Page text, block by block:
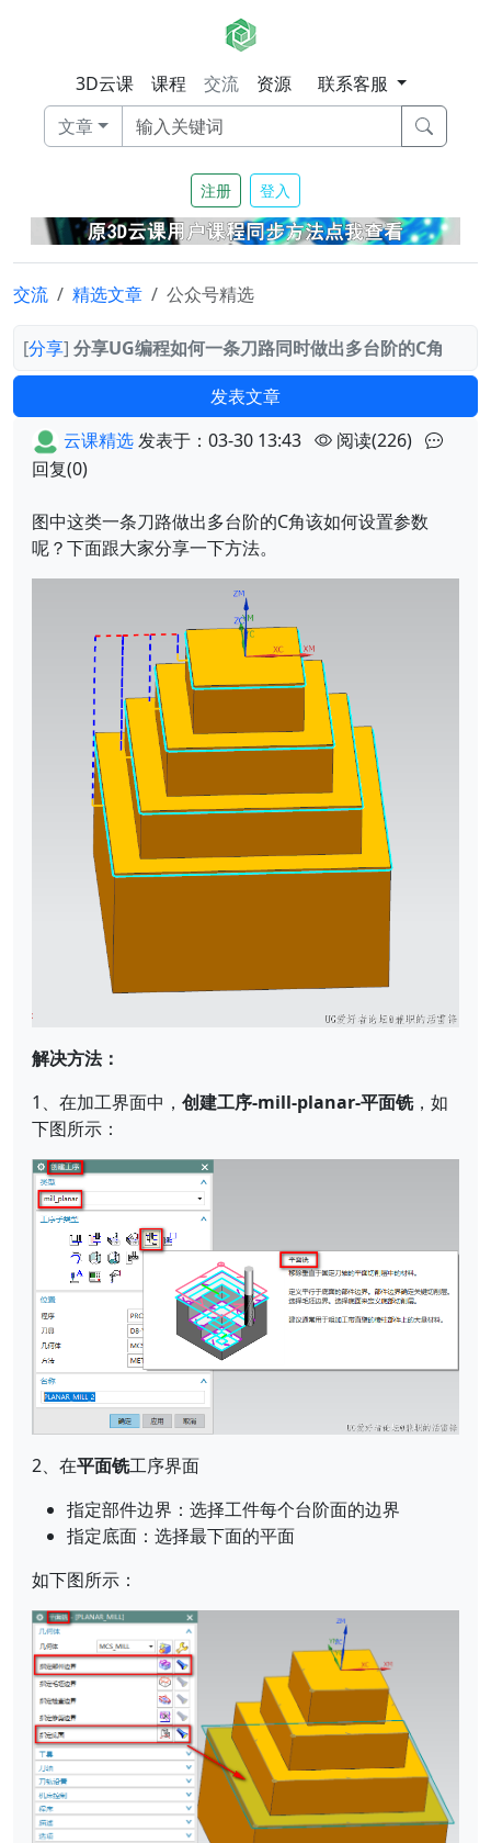
3D云课 课程 交流 资源
联系客服
文章
注册 登入
交流 精选文章 公众号精选
[分享] 分享UG编程如何一条刀路同时做出多台阶的C角
发表文章
云课精选发表于：03-30 13:43
阅读(226)
回复(0)
图中这类一条刀路做出多台阶的C角该如何设置参数
呢？下面跟大家分享一下方法。
解决方法：
1、在加工界面中， 创建工序-mill-planar-平面铣，如
下图所示：
2、在平面铣工序界面
指定部件边界：选择工件每个台阶面的边界
指定底面：选择最下面的平面
如下图所示：